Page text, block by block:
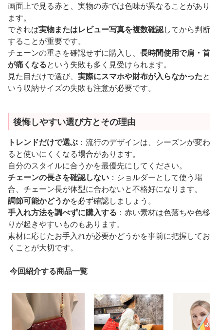
画面上で見る赤と、実物の赤では色味が異なることがあり
ます。
できれば実物またはレビュー写真を複数確認してから判断
することが重要です。
チェーンの重さを確認せずに購入し、 長時間使用で肩・首
が痛くなるという失敗も多く見受けられます。
見た目だけで選び、 実際にスマホや財布が入らなかったと
いう収納サイズの失敗も注意が必要です。
後悔しやすい選び方とその理由
トレンドだけで選ぶ ：流行のデザインは、シーズンが変わ
ると使いにくくなる場合があります。
自分のスタイルに合うかを最優先にしてください。
チェーンの長さを確認しない ：ショルダーとして使う場
合、チェーン長が体型に合わないと不格好になります。
調節可能かどうかを必ず確認しましょう。
手入れ方法を調べずに購入する ：赤い素材は色落ちや色移
りが起きやすいものもあります。
素材に応じたお手入れが必要かどうかを事前に把握してお
くことが大切です。
今回紹介する商品一覧